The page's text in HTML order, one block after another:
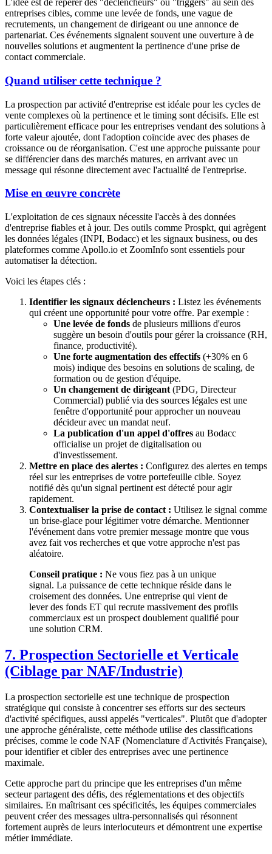
L'idée est de repérer des "déclencheurs" ou "triggers" au sein des
entreprises cibles, comme une levée de fonds, une vague de
recrutements, un changement de dirigeant ou une annonce de
partenariat. Ces événements signalent souvent une ouverture à de
nouvelles solutions et augmentent la pertinence d'une prise de
contact commerciale.
Quand utiliser cette technique ?
La prospection par activité d'entreprise est idéale pour les cycles de
vente complexes où la pertinence et le timing sont décisifs. Elle est
particulièrement efficace pour les entreprises vendant des solutions à
forte valeur ajoutée, dont l'adoption coïncide avec des phases de
croissance ou de réorganisation. C'est une approche puissante pour
se différencier dans des marchés matures, en arrivant avec un
message qui résonne directement avec l'actualité de l'entreprise.
Mise en œuvre concrète
L'exploitation de ces signaux nécessite l'accès à des données
d'entreprise fiables et à jour. Des outils comme Prospkt, qui agrègent
les données légales (INPI, Bodacc) et les signaux business, ou des
plateformes comme Apollo.io et ZoomInfo sont essentiels pour
automatiser la détection.
Voici les étapes clés :
Identifier les signaux déclencheurs : Listez les événements
qui créent une opportunité pour votre offre. Par exemple :
Une levée de fonds de plusieurs millions d'euros
suggère un besoin d'outils pour gérer la croissance (RH,
finance, productivité).
Une forte augmentation des effectifs (+30% en 6
mois) indique des besoins en solutions de scaling, de
formation ou de gestion d'équipe.
Un changement de dirigeant (PDG, Directeur
Commercial) publié via des sources légales est une
fenêtre d'opportunité pour approcher un nouveau
décideur avec un mandat neuf.
La publication d'un appel d'offres au Bodacc
officialise un projet de digitalisation ou
d'investissement.
Mettre en place des alertes : Configurez des alertes en temps
réel sur les entreprises de votre portefeuille cible. Soyez
notifié dès qu'un signal pertinent est détecté pour agir
rapidement.
Contextualiser la prise de contact : Utilisez le signal comme
un brise-glace pour légitimer votre démarche. Mentionner
l'événement dans votre premier message montre que vous
avez fait vos recherches et que votre approche n'est pas
aléatoire.
Conseil pratique : Ne vous fiez pas à un unique
signal. La puissance de cette technique réside dans le
croisement des données. Une entreprise qui vient de
lever des fonds ET qui recrute massivement des profils
commerciaux est un prospect doublement qualifié pour
une solution CRM.
7. Prospection Sectorielle et Verticale
(Ciblage par NAF/Industrie)
La prospection sectorielle est une technique de prospection
stratégique qui consiste à concentrer ses efforts sur des secteurs
d'activité spécifiques, aussi appelés "verticales". Plutôt que d'adopter
une approche généraliste, cette méthode utilise des classifications
précises, comme le code NAF (Nomenclature d'Activités Française),
pour identifier et cibler des entreprises avec une pertinence
maximale.
Cette approche part du principe que les entreprises d'un même
secteur partagent des défis, des réglementations et des objectifs
similaires. En maîtrisant ces spécificités, les équipes commerciales
peuvent créer des messages ultra-personnalisés qui résonnent
fortement auprès de leurs interlocuteurs et démontrent une expertise
métier immédiate.